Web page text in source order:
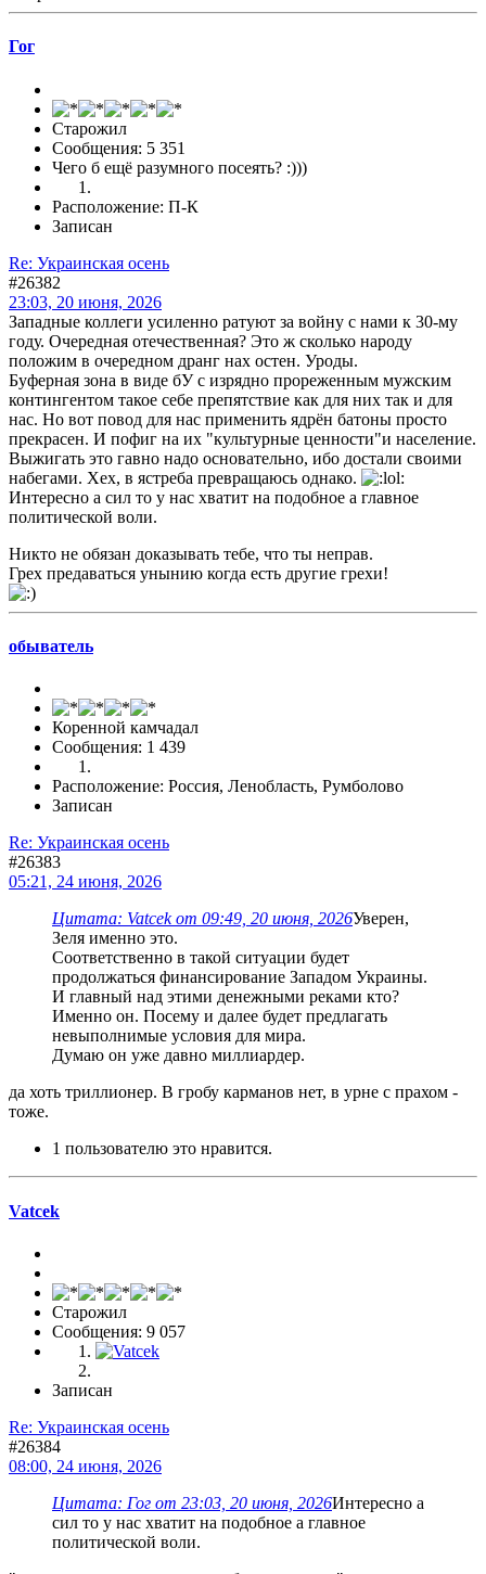
Гог
Старожил
Сообщения: 5 351
Чего б ещё разумного посеять? :)))
Расположение: П-К
Записан
Re: Украинская осень
#26382
23:03, 20 июня, 2026
Западные коллеги усиленно ратуют за войну с нами к 30-му
году. Очередная отечественная? Это ж сколько народу
положим в очередном дранг нах остен. Уроды.
Буферная зона в виде бУ с изрядно прореженным мужским
контингентом такое себе препятствие как для них так и для
нас. Но вот повод для нас применить ядрён батоны просто
прекрасен. И пофиг на их "культурные ценности"и население.
Выжигать это гавно надо основательно, ибо достали своими
набегами. Хех, в ястреба превращаюсь однако.
Интересно а сил то у нас хватит на подобное а главное
политической воли.
Никто не обязан доказывать тебе, что ты неправ.
Грех предаваться унынию когда есть другие грехи!
обыватель
Коренной камчадал
Сообщения: 1 439
Расположение: Россия, Ленобласть, Румболово
Записан
Re: Украинская осень
#26383
05:21, 24 июня, 2026
Цитата: Vatcek от 09:49, 20 июня, 2026Уверен,
Зеля именно это.
Соответственно в такой ситуации будет
продолжаться финансирование Западом Украины.
И главный над этими денежными реками кто?
Именно он. Посему и далее будет предлагать
невыполнимые условия для мира.
Думаю он уже давно миллиардер.
да хоть триллионер. В гробу карманов нет, в урне с прахом -
тоже.
1 пользователю это нравится.
Vatcek
Старожил
Сообщения: 9 057
Записан
Re: Украинская осень
#26384
08:00, 24 июня, 2026
Цитата: Гог от 23:03, 20 июня, 2026Интересно а
сил то у нас хватит на подобное а главное
политической воли.